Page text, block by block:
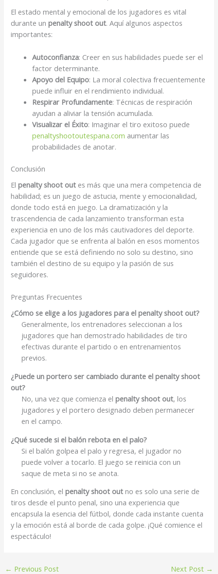
El estado mental y emocional de los jugadores es vital
durante unpenalty shoot out. Aquí algunos aspectos
importantes:
Autoconfianza: Creer en sus habilidades puede ser el
factor determinante.
Apoyo del Equipo: La moral colectiva frecuentemente
puede influir en el rendimiento individual.
Respirar Profundamente: Técnicas de respiración
ayudan a aliviar la tensión acumulada.
Visualizar el Éxito: Imaginar el tiro exitoso puede
penaltyshootoutespana.com aumentar las
probabilidades de anotar.
Conclusión
Elpenalty shoot out es más que una mera competencia de
habilidad; es un juego de astucia, mente y emocionalidad,
donde todo está en juego. La dramatización y la
trascendencia de cada lanzamiento transforman esta
experiencia en uno de los más cautivadores del deporte.
Cada jugador que se enfrenta al balón en esos momentos
entiende que se está definiendo no solo su destino, sino
también el destino de su equipo y la pasión de sus
seguidores.
Preguntas Frecuentes
¿Cómo se elige a los jugadores para elpenalty shoot out?
Generalmente, los entrenadores seleccionan a los
jugadores que han demostrado habilidades de tiro
efectivas durante el partido o en entrenamientos
previos.
¿Puede un portero ser cambiado durante elpenalty shoot
out?
No, una vez que comienza elpenalty shoot out, los
jugadores y el portero designado deben permanecer
en el campo.
¿Qué sucede si el balón rebota en el palo?
Si el balón golpea el palo y regresa, el jugador no
puede volver a tocarlo. El juego se reinicia con un
saque de meta si no se anota.
En conclusión, elpenalty shoot out no es solo una serie de
tiros desde el punto penal, sino una experiencia que
encapsula la esencia del fútbol, donde cada instante cuenta
y la emoción está al borde de cada golpe. ¡Qué comience el
espectáculo!
← Previous Post Next Post →